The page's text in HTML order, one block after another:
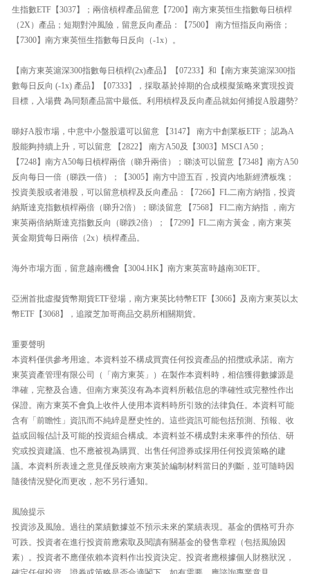
生指數ETF【3037】；兩倍槓桿產品留意【7200】南方東英恒生指數每日槓桿
（2X）產品；短期對沖風險，留意反向產品：【7500】 南方恒指反向兩倍；
【7300】南方東英恒生指數每日反向（-1x）。
【南方東英滬深300指數每日槓桿(2x)產品】【07233】和【南方東英滬深300指
數每日反向 (-1x) 產品】【07333】，採取基於掉期的合成模擬策略來實現投資
目標，入場費 為同類產品當中最低。利用槓桿及反向產品就如何捕捉A股趨勢?
睇好A股市場，中意中小盤股還可以留意 【3147】 南方中創業板ETF； 認為A
股能夠持續上升，可以留意 【2822】 南方A50及【3003】MSCI A50；
【7248】南方A50每日槓桿兩倍（睇升兩倍）；睇淡可以留意【7348】南方A50
反向每日一倍（睇跌一倍）；【3005】南方中證五百，投資內地新經濟板塊；
投資美股或者港股，可以留意槓桿及反向產品：【7266】FL二南方納指，投資
納斯達克指數槓桿兩倍（睇升2倍）；睇淡留意 【7568】 FI二南方納指 ，南方
東英兩倍納斯達克指數反向（睇跌2倍）；【7299】FL二南方黃金，南方東英
黃金期貨每日兩倍（2x）槓桿產品。
海外市場方面，留意越南機會【3004.HK】南方東英富時越南30ETF。
亞洲首批虛擬貨幣期貨ETF登場，南方東英比特幣ETF【3066】及南方東英以太
幣ETF【3068】，追蹤芝加哥商品交易所相關期貨。
重要聲明
本資料僅供參考用途。本資料並不構成買賣任何投資產品的招攬或承諾。南方
東英資產管理有限公司（「南方東英」）在製作本資料時，相信獲得數據源是
準確，完整及合適。但南方東英沒有為本資料所載信息的準確性或完整性作出
保證。南方東英不會負上收件人使用本資料時所引致的法律負任。本資料可能
含有「前瞻性」資訊而不純綷是歷史性的。這些資訊可能包括預測、預報、收
益或回報估計及可能的投資組合構成。本資料並不構成對未來事件的預估、研
究或投資建議、也不應被視為購買、出售任何證券或採用任何投資策略的建
議。本資料所表達之意見僅反映南方東英於編制材料當日的判斷，並可隨時因
隨後情況變化而更改，恕不另行通知。
風險提示
投資涉及風險。過往的業績數據並不預示未來的業績表現。基金的價格可升亦
可跌。投資者在進行投資前應索取及閱讀有關基金的發售章程（包括風險因
素）。投資者不應僅依賴本資料作出投資決定。投資者應根據個人財務狀況，